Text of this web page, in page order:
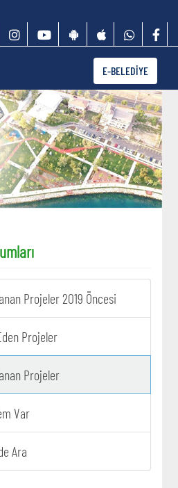
E-BELEDİYE
Projeler 2019 Öncesi
Projeler
Projeler
Var
Ara